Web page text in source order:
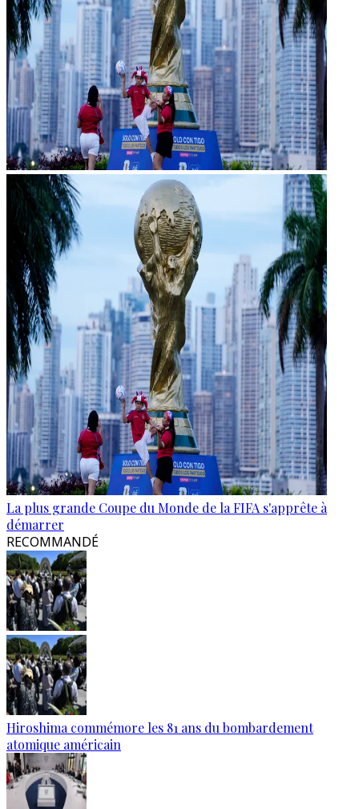
La plus grande Coupe du Monde de la FIFA s'apprête à
démarrer
RECOMMANDÉ
Hiroshima commémore les 81 ans du bombardement
atomique américain